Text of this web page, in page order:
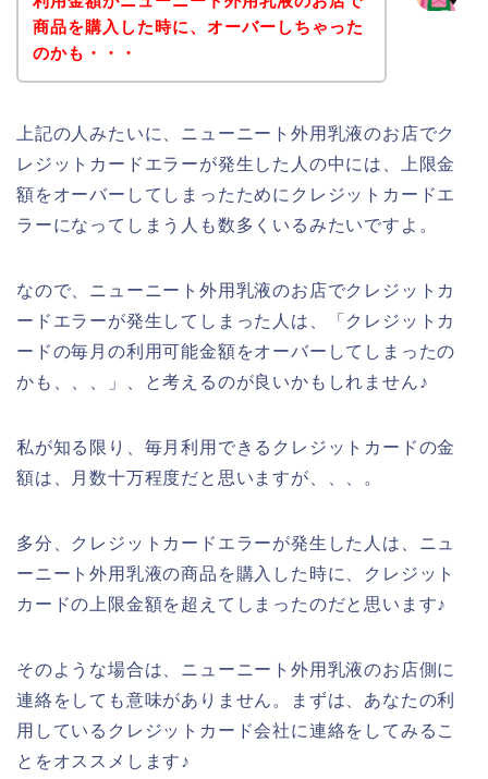
商品を購入した時に、オーバーしちゃった
のかも・・・
上記の人みたいに、ニューニート外用乳液のお店でク
レジットカードエラーが発生した人の中には、上限金
額をオーバーしてしまったためにクレジットカードエ
ラーになってしまう人も数多くいるみたいですよ。
なので、ニューニート外用乳液のお店でクレジットカ
ードエラーが発生してしまった人は、「クレジットカ
ードの毎月の利用可能金額をオーバーしてしまったの
かも、、、」、と考えるのが良いかもしれません♪
私が知る限り、毎月利用できるクレジットカードの金
額は、月数十万程度だと思いますが、、、。
多分、クレジットカードエラーが発生した人は、ニュ
ーニート外用乳液の商品を購入した時に、クレジット
カードの上限金額を超えてしまったのだと思います♪
そのような場合は、ニューニート外用乳液のお店側に
連絡をしても意味がありません。まずは、あなたの利
用しているクレジットカード会社に連絡をしてみるこ
とをオススメします♪